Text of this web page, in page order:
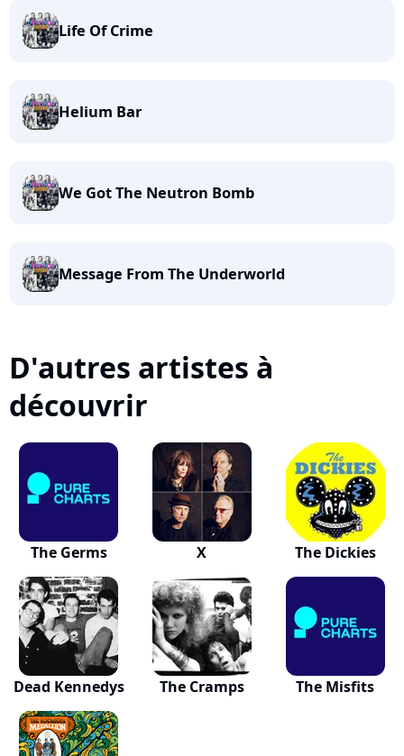
Life Of Crime
Helium Bar
We Got The Neutron Bomb
Message From The Underworld
D'autres artistes à
découvrir
The Germs X The Dickies
Dead Kennedys The Cramps The Misfits